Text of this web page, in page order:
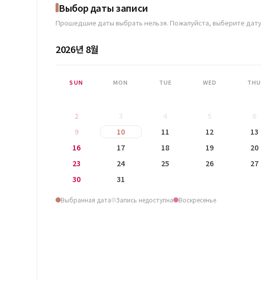
Выбор даты записи
Прошедшие даты выбрать нельзя. Пожалуйста, выберите
2026년 8월
SUN MON TUE WED THU
2
9
10 11 12 13
16
17 18 19 20
23
24 25 26 27
30
31
Выбранная дата Запись недоступна Воскресенье